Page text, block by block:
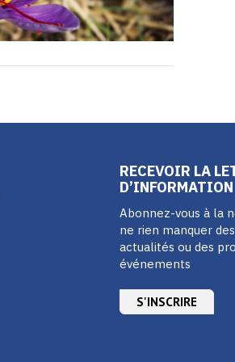
RECEVOIR LA
D’INFORMATION
Abonnez-vous à la
ne rien manquer
actualités ou des
événements
S'INSCRIRE